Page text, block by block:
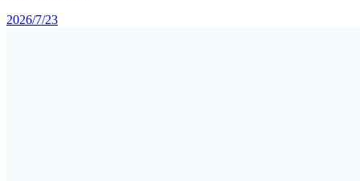
2026/7/23